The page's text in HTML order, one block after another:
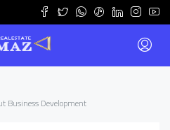
Business Development